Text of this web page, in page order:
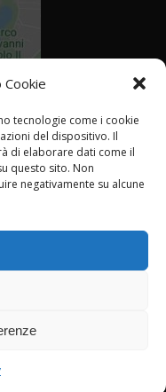
Cookie
tecnologie come i cookie
del dispositivo. Il
di elaborare dati come il
questo sito. Non
negativamente su alcune
-